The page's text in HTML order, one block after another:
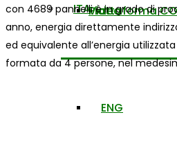
Piattaforma
Video
ITA
ENG
con 4689 pannelli è in grado di
anno, energia direttamente
ed equivalente all’energia
formata da 4 persone, nel